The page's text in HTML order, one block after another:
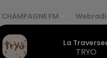
CHAMPAGNE FM
La
TRYO